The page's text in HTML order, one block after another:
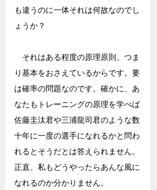
も違うのに一体それは何故なのでし
ょうか？
それはある程度の原理原則、つま
り基本をおさえているからです。要
は確率の問題なのです。確かに、あ
なたもトレーニングの原理を学べば
佐藤圭汰君や三浦龍司君のような数
十年に一度の選手になれるかと問わ
れるとそうだとは答えられません。
正直、私もどうやったらあんな風に
なれるのか分かりません。